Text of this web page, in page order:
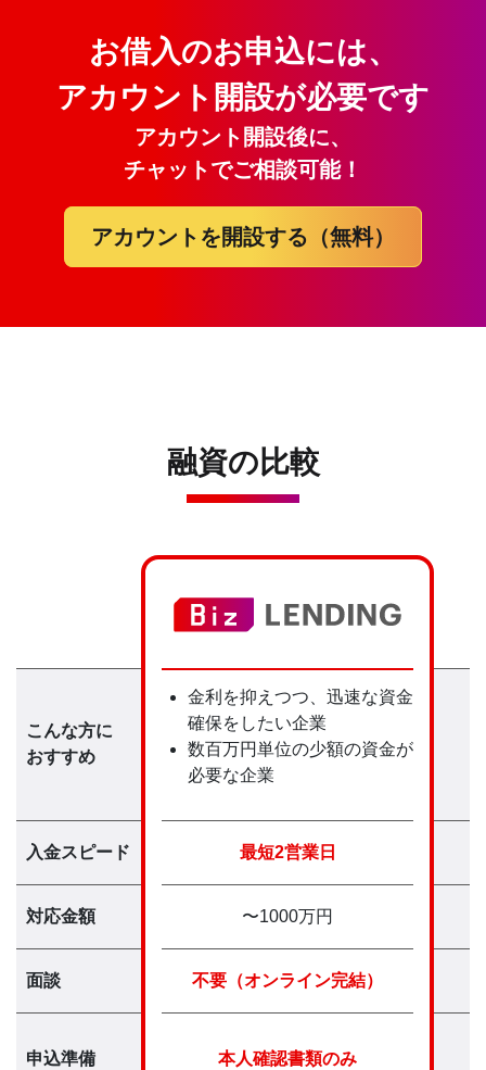
お借入のお申込には、
アカウント開設が必要です
アカウント開設後に、
チャットでご相談可能！
アカウントを開設する（無料）
融資の比較
こんな方に
おすすめ
入金スピード
対応金額
面談
申込準備
金利を抑えつつ、迅速な資金
確保をしたい企業
数百万円単位の少額の資金が
必要な企業
最短2営業日
〜1000万円
不要（オンライン完結）
本人確認書類のみ